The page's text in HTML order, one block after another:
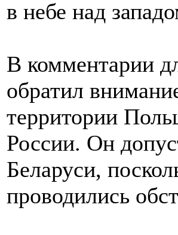
в небе над
В комментарии
обратил
территории
России. Он
Беларуси,
проводились